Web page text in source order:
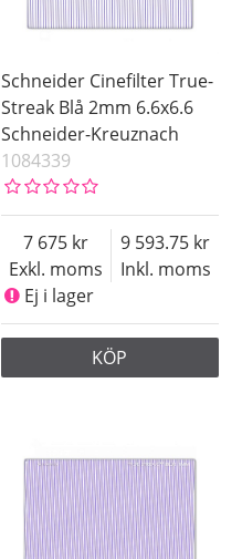
Schneider Cinefilter True-
Streak Blå 2mm 6.6x6.6
Schneider-Kreuznach
1084339
Exkl. moms
7 675
Inkl. moms
9 593.75
Ej i lager
KÖP